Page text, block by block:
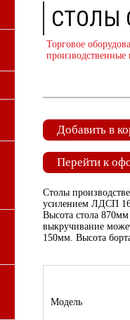
СТОЛЫ
Торговое
Добавить в
Перейти к
Столы
усилением ЛДСП
Высота стола
выкручивание
150мм. Высота
Модель